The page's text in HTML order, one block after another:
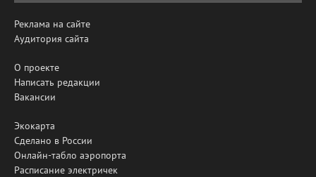
Реклама на сайте
Аудитория сайта
О проекте
Написать редакции
Вакансии
Экокарта
Сделано в России
Онлайн-табло аэропорта
Расписание электричек